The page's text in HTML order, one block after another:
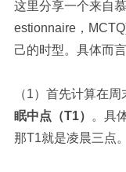
这里分享一个来自
estionnaire，
己的时型。具体而言
（1）首先计算在
眠中点（T1）
。具
那T1就是凌晨三点。